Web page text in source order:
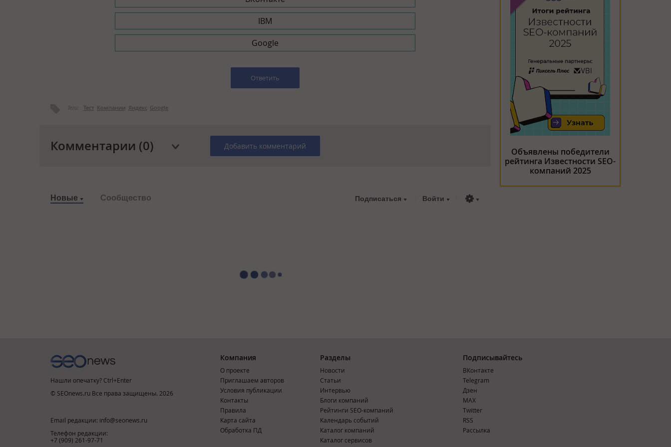
IBM
Google
Ответить
Теги: Тест Компании Яндекс Google
Комментарии (0) Добавить комментарий
Новые Сообщество Подписаться Войти
Объявлены победители
рейтинга Известности SEO-
компаний 2025
Нашли опечатку? Ctrl+Enter
© SEOnews.ru Все права защищены. 2026
Email редакции: info@seonews.ru
Телефон редакции:
+7 (909) 261-97-71
Компания
О проекте
Приглашаем авторов
Условия публикации
Контакты
Правила
Карта сайта
Обработка ПД
Разделы
Новости
Статьи
Интервью
Блоги компаний
Рейтинги SEO-компаний
Календарь событий
Каталог компаний
Каталог сервисов
Подписывайтесь
ВКонтакте
Telegram
Дзен
MAX
Тwitter
RSS
Рассылка